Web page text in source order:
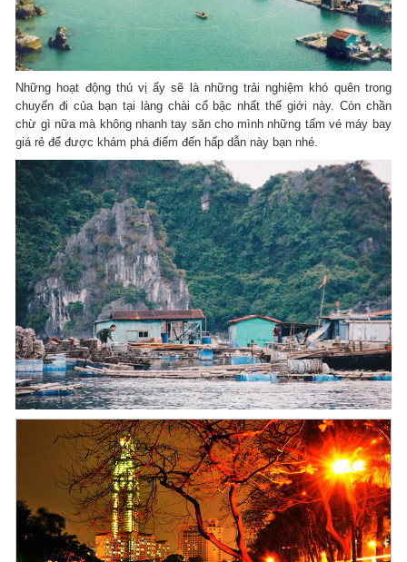
Những hoạt động thú vị ấy sẽ là những trải nghiệm khó quên trong
chuyến đi của bạn tại làng chài cổ bậc nhất thế giới này. Còn chần
chừ gì nữa mà không nhanh tay săn cho mình những tấm vé máy bay
giá rẻ để được khám phá điểm đến hấp dẫn này bạn nhé.